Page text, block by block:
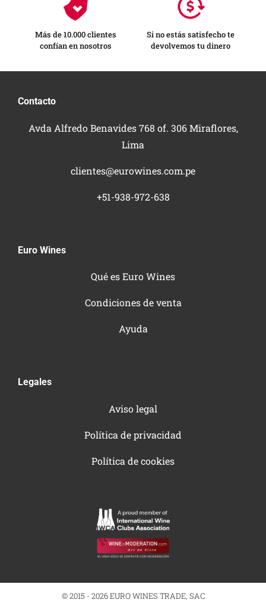
Más de 10.000 clientes
confían en nosotros
Si no estás satisfecho te
devolvemos tu dinero
Contacto
Avda Alfredo Benavides 768 of. 306 Miraflores,
Lima
clientes@eurowines.com.pe
+51-938-972-638
Euro Wines
Qué es Euro Wines
Condiciones de venta
Ayuda
Legales
Aviso legal
Política de privacidad
Política de cookies
© 2015 - 2026 EURO WINES TRADE, SAC